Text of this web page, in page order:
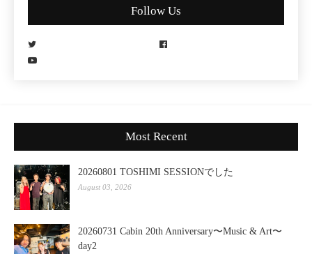
Follow Us
Most Recent
20260801 TOSHIMI SESSIONでした
August 03, 2026
20260731 Cabin 20th Anniversary〜Music & Art〜
day2